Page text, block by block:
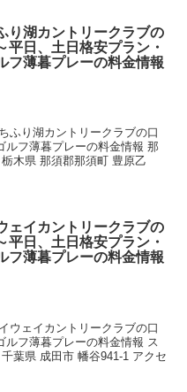
り湖カントリークラブの
平日、土日格安プラン・
フ薄暮プレーの料金情報
ふり湖カントリークラブの口
ルフ薄暮プレーの料金情報 那
木県 那須郡那須町 豊原乙
ェイカントリークラブの
平日、土日格安プラン・
フ薄暮プレーの料金情報
ウェイカントリークラブの口
ルフ薄暮プレーの料金情報 ス
葉県 成田市 幡谷941-1 アクセ